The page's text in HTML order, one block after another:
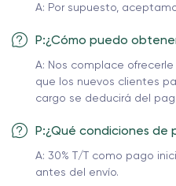
A: Por supuesto,
P:¿Cómo puedo
A: Nos complace
que los nuevos clientes
cargo se deducirá del
P:¿Qué condiciones de
A: 30% T/T como pago
antes del envío.